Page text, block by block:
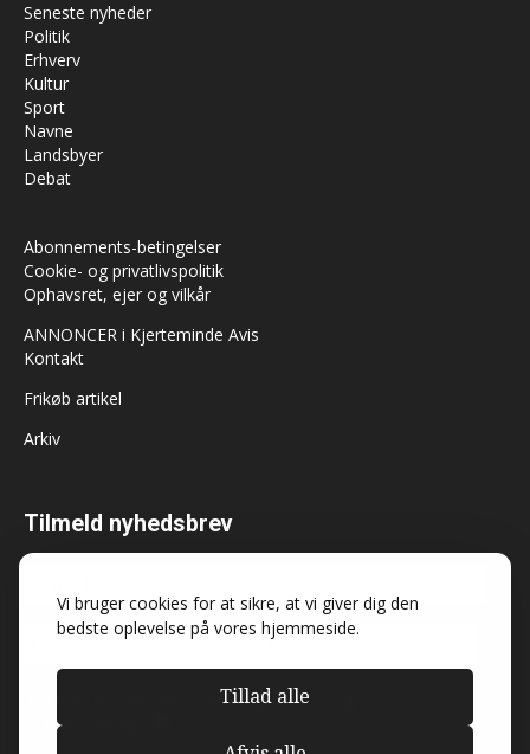
Vi bruger cookies for at sikre, at vi giver dig den
bedste oplevelse på vores hjemmeside.
Tillad alle
Seneste nyheder
Politik
Erhverv
Kultur
Sport
Navne
Landsbyer
Debat
Abonnements-betingelser
Cookie- og privatlivspolitik
Ophavsret, ejer og vilkår
ANNONCER i Kjerteminde Avis
Kontakt
Frikøb artikel
Arkiv
Tilmeld nyhedsbrev
Må Kjerteminde Avis sende dig nyheder og
markedsføring?